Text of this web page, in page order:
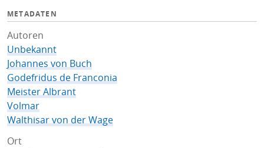
METADATEN
Autoren
Unbekannt
Johannes von Buch
Godefridus de Franconia
Meister Albrant
Volmar
Walthisar von der Wage
Ort